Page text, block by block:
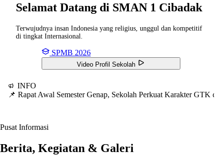
Selamat Datang di SMAN 1 Cibadak
Terwujudnya insan Indonesia yang religius, unggul dan kompetitif
di tingkat Internasional.
SPMB 2026
Video Profil Sekolah
INFO
📌 Rapat Awal Semester Genap, Sekolah Perkuat Karakter GTK
Pusat Informasi
Berita, Kegiatan & Galeri